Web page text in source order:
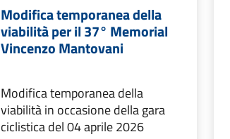
Modifica temporanea della
viabilità per il 37° Memorial
Vincenzo Mantovani
Modifica temporanea della
viabilità in occasione della gara
ciclistica del 04 aprile 2026